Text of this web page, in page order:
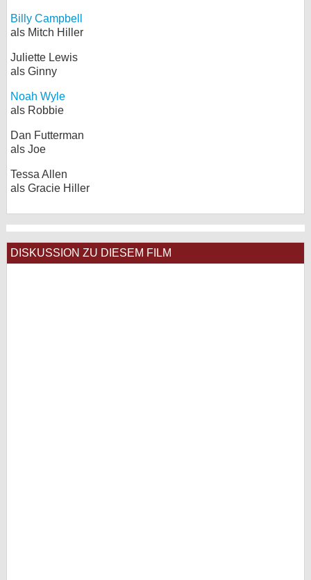
Billy Campbell
als Mitch Hiller
Juliette Lewis
als Ginny
Noah Wyle
als Robbie
Dan Futterman
als Joe
Tessa Allen
als Gracie Hiller
DISKUSSION ZU DIESEM FILM